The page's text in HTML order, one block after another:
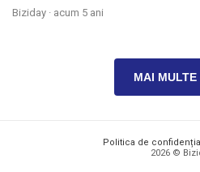
Biziday · acum 5 ani
MAI MULTE
Politica de
2026 ©